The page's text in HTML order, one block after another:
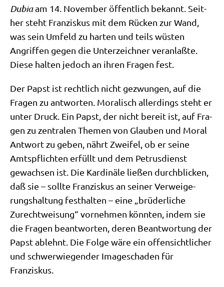
Dubiaam 14. Novem­ber öffent­lich bekannt. Seit­
her steht Fran­zis­kus mit dem Rücken zur Wand,
was sein Umfeld zu har­ten und teils wüsten
Angrif­fen gegen die Unter­zeich­ner ver­an­laß­te.
Die­se hal­ten jedoch an ihren Fra­gen fest.
Der Papst ist recht­lich nicht gezwun­gen, auf die
Fra­gen zu ant­wor­ten. Mora­lisch aller­dings steht er
unter Druck. Ein Papst, der nicht bereit ist, auf Fra­
gen zu zen­tra­len The­men von Glau­ben und Moral
Ant­wort zu geben, nährt Zwei­fel, ob er sei­ne
Amts­pflich­ten erfüllt und dem Petrus­dienst
gewach­sen ist. Die Kar­di­nä­le lie­ßen durch­blicken,
daß sie – soll­te Fran­zis­kus an sei­ner Ver­wei­ge­
rungs­hal­tung fest­hal­ten – eine „brü­der­li­che
Zurecht­wei­sung“ vor­neh­men könn­ten, indem sie
die Fra­gen beant­wor­ten, deren Beant­wor­tung der
Papst ablehnt. Die Fol­ge wäre ein offen­sicht­li­cher
und schwer­wie­gen­der Image­scha­den für
Franziskus.